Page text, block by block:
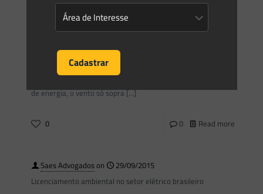
Saes Advogadoson
01/08/2016
Novos ventos na energia
Existe um setor da economia brasileira -e da mundial- em
de energia, o vento só sopra[…]
0 0 Read more
Saes Advogadoson
29/09/2015
Licenciamento ambiental no setor elétrico brasileiro